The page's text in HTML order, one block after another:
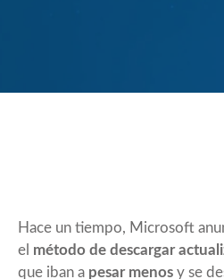
Hace un tiempo, Microsoft
el método de descargar
que iban a pesar menos y se